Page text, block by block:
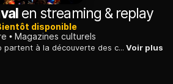
en streaming & replay
disponible
Magazines culturels
France Garance et Enzo partent à la découverte des coulisses du carnaval de Nice, qui attire plusieurs centaines de milliers de personnes chaque année. Voir plus